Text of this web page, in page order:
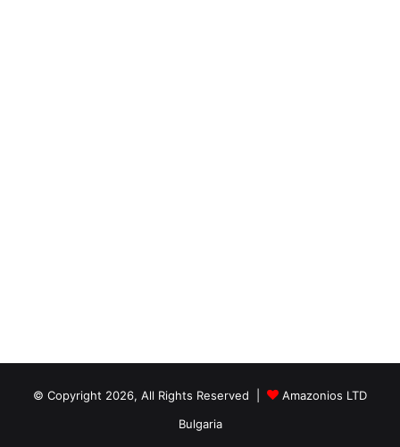
© Copyright 2026, All Rights Reserved |
Amazonios LTD
Bulgaria